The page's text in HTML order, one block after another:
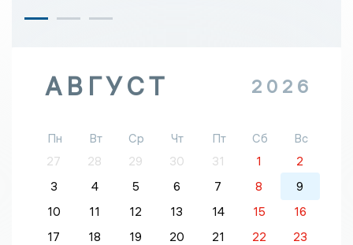
АВГУСТ 2026
Пн Вт Ср Чт Пт Сб
Вс
27
28 29 30 31 1
2
3
4 5 6 7 8
9
10
11 12 13 14 15
16
17
18 19 20 21 22
23